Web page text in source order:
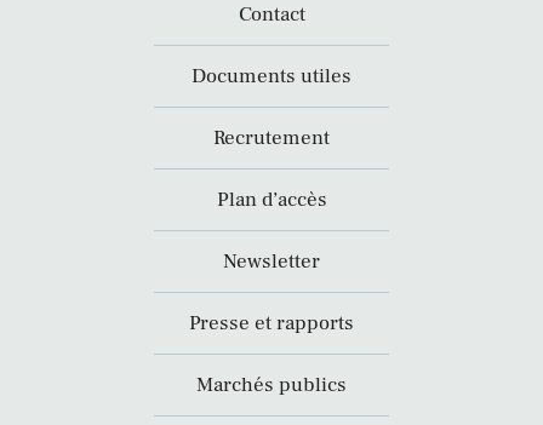
Contact
Documents utiles
Recrutement
Plan d’accès
Newsletter
Presse et rapports
Marchés publics